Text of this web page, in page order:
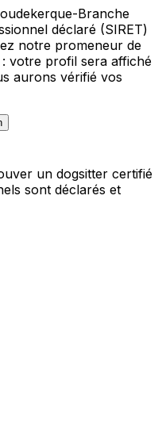
Branche
déclaré (SIRET)
notre promeneur de
votre profil sera affiché
aurons vérifié vos
un dogsitter certifié
sont déclarés et